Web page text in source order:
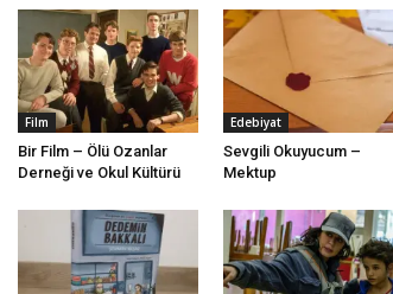
Film
Bir Film – Ölü Ozanlar
Derneği ve Okul Kültürü
Edebiyat
Sevgili Okuyucum –
Mektup